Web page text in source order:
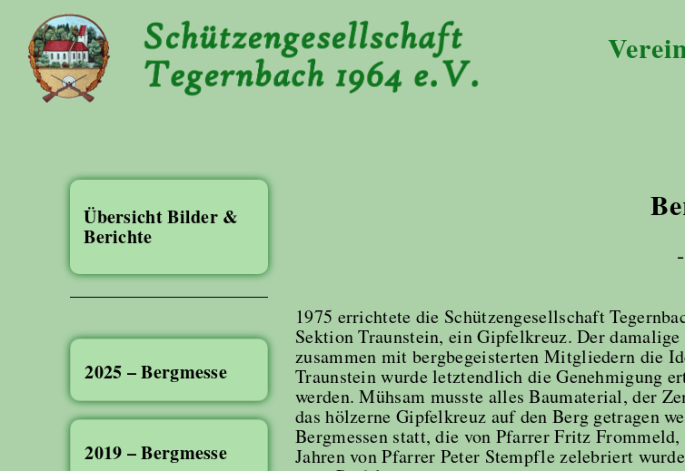
Übersicht Bilder &
Berichte
2025 – Bergmesse
2019 – Bergmesse
1975 errichtete die Schützengesellschaft
Sektion Traunstein, ein Gipfelkreuz. Der
zusammen mit bergbegeisterten Mitgliedern die
Traunstein wurde letztendlich die Genehmigung
werden. Mühsam musste alles Baumaterial, der
das hölzerne Gipfelkreuz auf den Berg getragen
Bergmessen statt, die von Pfarrer Fritz
Jahren von Pfarrer Peter Stempfle zelebriert